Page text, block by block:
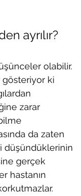
ayrılır?
olabilir.
gösteriyor ki
zarar
da zaten
düşündüklerinin
gerçek
hastanın